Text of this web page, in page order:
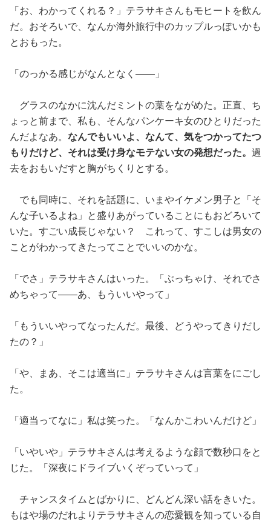
「お、わかってくれる？」テラサキさんもモヒートを飲ん
だ。おそろいで、なんか海外旅行中のカップルっぽいかも
とおもった。
「のっかる感じがなんとなく——」
グラスのなかに沈んだミントの葉をながめた。正直、ち
ょっと前まで、私も、そんなパンケーキ女のひとりだった
んだよなあ。 なんでもいいよ、なんて、気をつかってたつ
もりだけど、それは受け身なモテない女の発想だった。 過
去をおもいだすと胸がちくりとする。
でも同時に、それを話題に、いまやイケメン男子と「そ
んな子いるよね」と盛りあがっていることにもおどろいて
いた。すごい成長じゃない？ これって、すこしは男女の
ことがわかってきたってことでいいのかな。
「でさ」テラサキさんはいった。「ぶっちゃけ、それでさ
めちゃって——あ、もういいやって」
「もういいやってなったんだ。最後、どうやってきりだし
たの？」
「や、まあ、そこは適当に」テラサキさんは言葉をにごし
た。
「適当ってなに」私は笑った。「なんかこわいんだけど」
「いやいや」テラサキさんは考えるような顔で数秒口をと
じた。「深夜にドライブいくぞっていって」
チャンスタイムとばかりに、どんどん深い話をきいた。
もはや場のだれよりテラサキさんの恋愛観を知っている自